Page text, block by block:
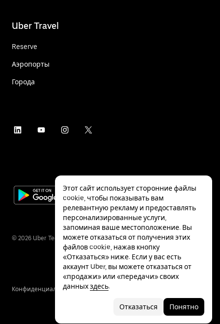
Uber Travel
Reserve
Аэропорты
Города
© 2026 Uber Technologies Inc.
КонфиденциальностьСпециальные
Этот сайт использует сторонние файлы
cookie, чтобы показывать вам
релевантную рекламу и предоставлять
персонализированные услуги,
запоминая ваше местоположение. Вы
можете отказаться от получения этих
файлов cookie, нажав кнопку
«Отказаться» ниже. Если у вас есть
аккаунт Uber, вы можете отказаться от
«продажи» или «передачи» своих
данныхздесь.
Отказаться Понятно